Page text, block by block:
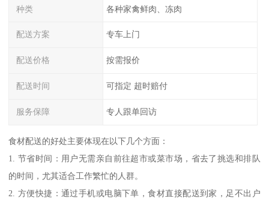
种类 各种家禽鲜肉、冻肉
配送方案 专车上门
配送价格 按需报价
配送时间 可指定 超时赔付
服务保障 专人跟单回访
食材配送的好处主要体现在以下几个方面：
1. 节省时间：用户无需亲自前往超市或菜市场，省去了挑选和排队
的时间，尤其适合工作繁忙的人群。
2. 方便快捷：通过手机或电脑下单，食材直接配送到家，足不出户